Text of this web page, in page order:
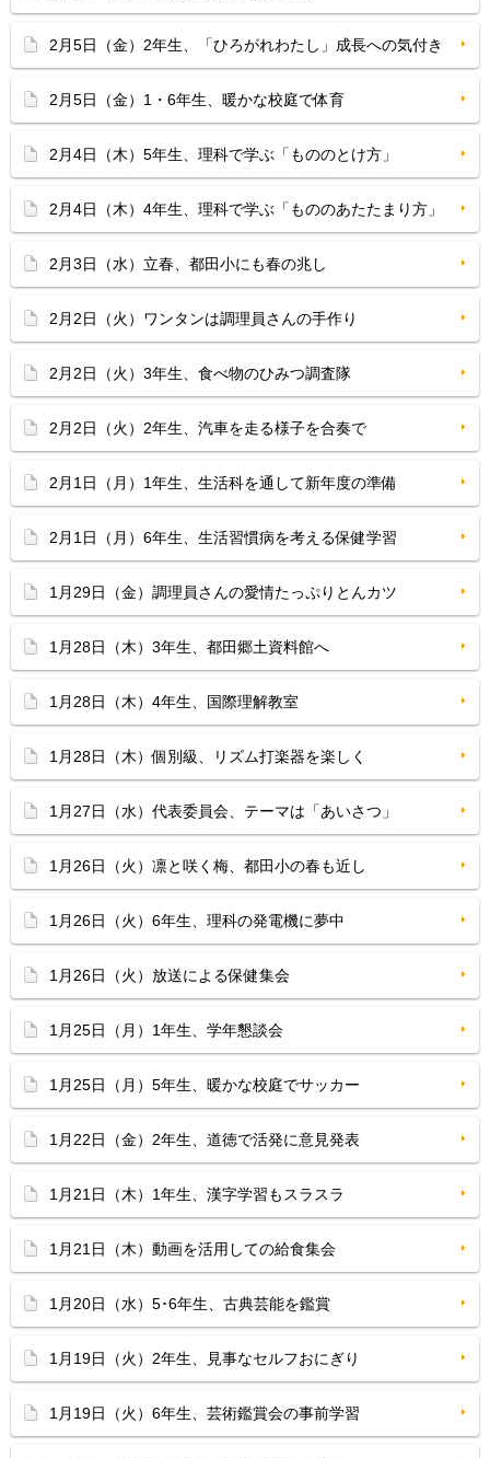
2月5日（金）2年生、「ひろがれわたし」成長への気付き
2月5日（金）1・6年生、暖かな校庭で体育
2月4日（木）5年生、理科で学ぶ「もののとけ方」
2月4日（木）4年生、理科で学ぶ「もののあたたまり方」
2月3日（水）立春、都田小にも春の兆し
2月2日（火）ワンタンは調理員さんの手作り
2月2日（火）3年生、食べ物のひみつ調査隊
2月2日（火）2年生、汽車を走る様子を合奏で
2月1日（月）1年生、生活科を通して新年度の準備
2月1日（月）6年生、生活習慣病を考える保健学習
1月29日（金）調理員さんの愛情たっぷりとんカツ
1月28日（木）3年生、都田郷土資料館へ
1月28日（木）4年生、国際理解教室
1月28日（木）個別級、リズム打楽器を楽しく
1月27日（水）代表委員会、テーマは「あいさつ」
1月26日（火）凛と咲く梅、都田小の春も近し
1月26日（火）6年生、理科の発電機に夢中
1月26日（火）放送による保健集会
1月25日（月）1年生、学年懇談会
1月25日（月）5年生、暖かな校庭でサッカー
1月22日（金）2年生、道徳で活発に意見発表
1月21日（木）1年生、漢字学習もスラスラ
1月21日（木）動画を活用しての給食集会
1月20日（水）5･6年生、古典芸能を鑑賞
1月19日（火）2年生、見事なセルフおにぎり
1月19日（火）6年生、芸術鑑賞会の事前学習